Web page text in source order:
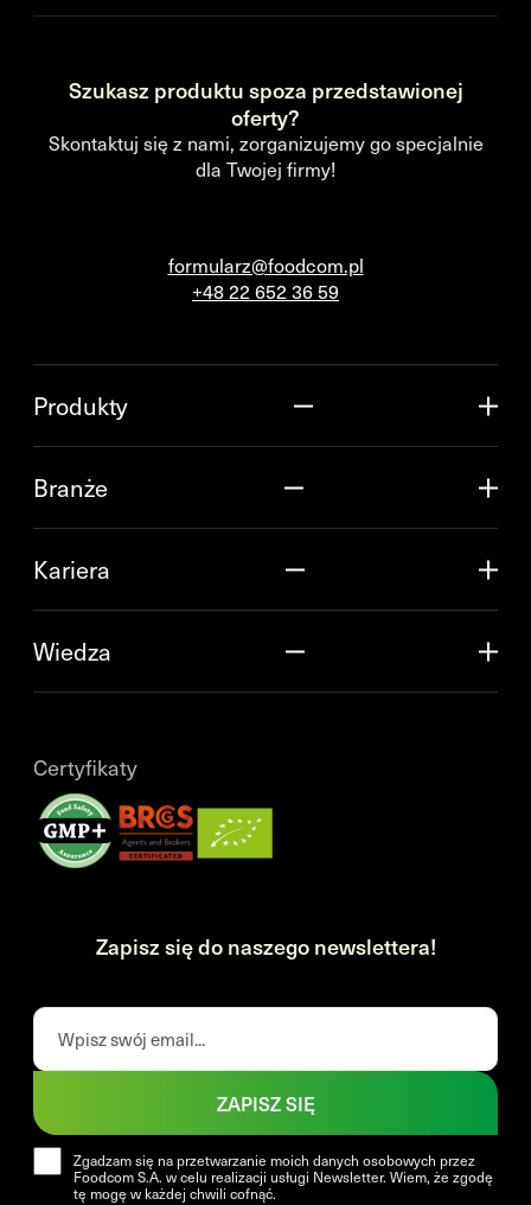
Szukasz produktu spoza przedstawionej
oferty?
Skontaktuj się z nami, zorganizujemy go specjalnie
dla Twojej firmy!
formularz@foodcom.pl
+48 22 652 36 59
Produkty
Branże
Kariera
Wiedza
Certyfikaty
Zapisz się do naszego newslettera!
Zgadzam się na przetwarzanie moich danych osobowych przez
Foodcom S.A. w celu realizacji usługi Newsletter. Wiem, że zgodę
tę mogę w każdej chwili cofnąć.
ZAPISZ SIĘ